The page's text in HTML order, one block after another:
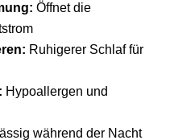
Öffnetdie
Ruhigerer Schlaffür
Hypoallergen und
während der Nacht